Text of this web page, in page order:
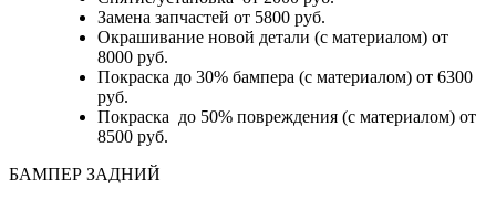
Замена запчастей от 5800 руб.
Окрашивание новой детали (с материалом) от
8000 руб.
Покраска до 30% бампера (с материалом) от 6300
руб.
Покраска до 50% повреждения (с материалом) от
8500 руб.
БАМПЕР ЗАДНИЙ